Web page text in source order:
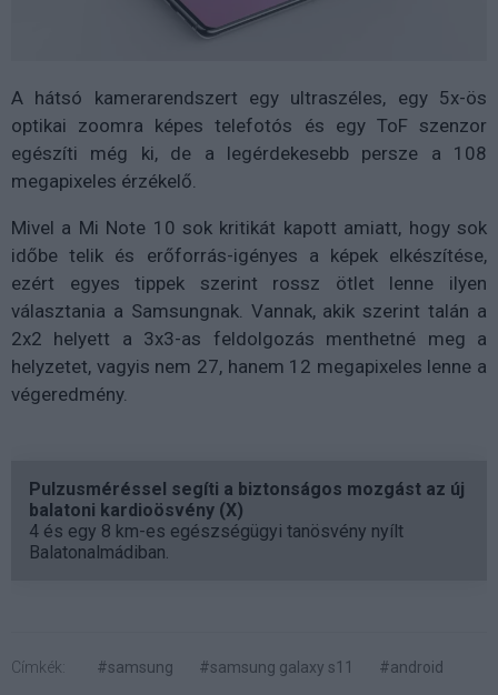
A hátsó kamerarendszert egy ultraszéles, egy 5x-ös
optikai zoomra képes telefotós és egy ToF szenzor
egészíti még ki, de a legérdekesebb persze a 108
megapixeles érzékelő.
Mivel a Mi Note 10 sok kritikát kapott amiatt, hogy sok
időbe telik és erőforrás-igényes a képek elkészítése,
ezért egyes tippek szerint rossz ötlet lenne ilyen
választania a Samsungnak. Vannak, akik szerint talán a
2x2 helyett a 3x3-as feldolgozás menthetné meg a
helyzetet, vagyis nem 27, hanem 12 megapixeles lenne a
végeredmény.
Pulzusméréssel segíti a biztonságos mozgást az új
balatoni kardioösvény (X)
4 és egy 8 km-es egészségügyi tanösvény nyílt
Balatonalmádiban.
Címkék: #samsung #samsung galaxy s11
#android